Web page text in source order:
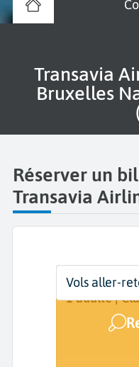
Transavia Airlines à l'aéroport
Bruxelles
Réserver un
Transavia
Départ
Bruxelles
Dates
Dates de
Voyageurs |
1 adulte |
Vols aller-